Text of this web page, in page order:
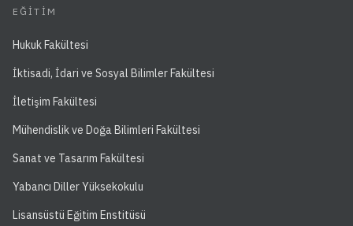
EĞITIM
Hukuk Fakültesi
İktisadi, İdari ve Sosyal Bilimler Fakültesi
İletişim Fakültesi
Mühendislik ve Doğa Bilimleri Fakültesi
Sanat ve Tasarım Fakültesi
Yabancı Diller Yüksekokulu
Lisansüstü Eğitim Enstitüsü